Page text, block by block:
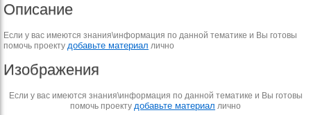
Описание
Если у вас имеются знания\информация по данной тематике и Вы готовы
помочь проекту добавьте материал лично
Изображения
Если у вас имеются знания\информация по данной тематике и Вы готовы
помочь проекту добавьте материал лично